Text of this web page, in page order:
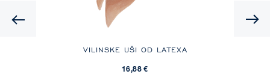
VILINSKE UŠI OD LATEXA
16,88 €